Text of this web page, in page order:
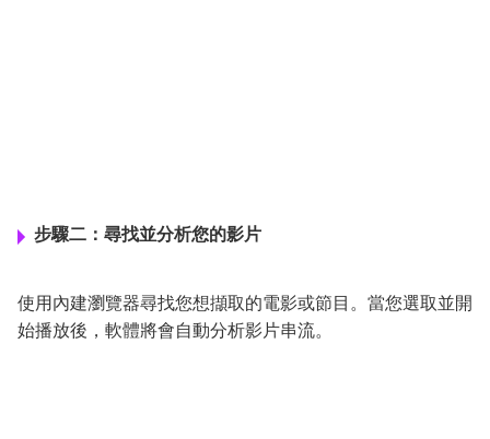
步驟二：尋找並分析您的影片
使用內建瀏覽器尋找您想擷取的電影或節目。當您選取並開
始播放後，軟體將會自動分析影片串流。